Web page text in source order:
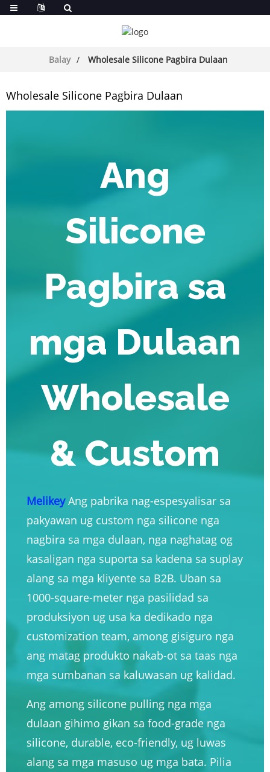
Balay Wholesale Silicone Pagbira Dulaan
Wholesale Silicone Pagbira Dulaan
Ang
Silicone
Pagbira sa
mga Dulaan
Wholesale
& Custom
Melikey Ang pabrika nag-espesyalisar sa
pakyawan ug custom nga silicone nga
nagbira sa mga dulaan, nga naghatag og
kasaligan nga suporta sa kadena sa suplay
alang sa mga kliyente sa B2B. Uban sa
1000-square-meter nga pasilidad sa
produksiyon ug usa ka dedikado nga
customization team, among gisiguro nga
ang matag produkto nakab-ot sa taas nga
mga sumbanan sa kaluwasan ug kalidad.
Ang among silicone pulling nga mga
dulaan gihimo gikan sa food-grade nga
silicone, durable, eco-friendly, ug luwas
alang sa mga masuso ug mga bata. Pilia